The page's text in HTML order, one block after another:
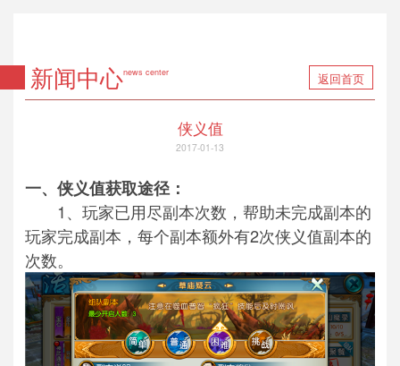
新闻中心news center 返回首页
侠义值
2017-01-13
一、侠义值获取途径：
1、玩家已用尽副本次数，帮助未完成副本的
玩家完成副本，每个副本额外有2次侠义值副本的
次数。